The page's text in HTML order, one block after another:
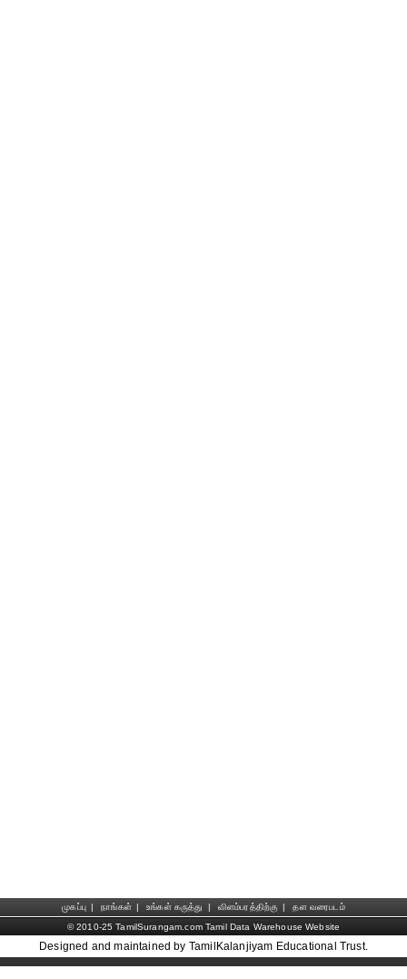
முகப்பு | நாங்கள் | உங்கள் கருத்து | விளம்பரத்திற்கு |
தள வரைபடம்
© 2010-25 TamilSurangam.com Tamil Data Warehouse Website
Designed and maintained by TamilKalanjiyam Educational Trust.